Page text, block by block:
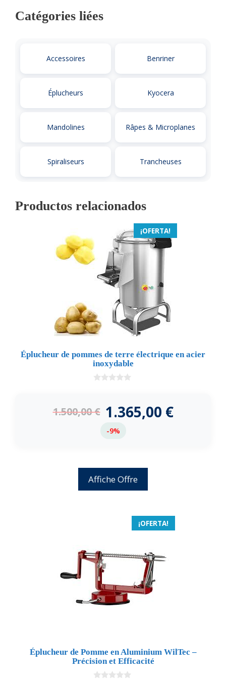
Catégories liées
Accessoires Benriner
Éplucheurs Kyocera
Mandolines Râpes & Microplanes
Spiraliseurs Trancheuses
Productos relacionados
¡OFERTA!
Éplucheur de pommes de terre électrique en acier
inoxydable
5
1.500,00€ 1.365,00 €
-9%
Affiche Offre
¡OFERTA!
Éplucheur de Pomme en Aluminium WilTec –
Précision et Efficacité